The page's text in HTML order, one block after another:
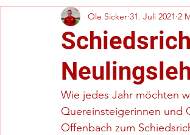
Regeln & besondere
Ole Sicker 31. Juli 2021 2
Wie jedes Jahr möchten
Quereinsteigerinnen und
Offenbach zum